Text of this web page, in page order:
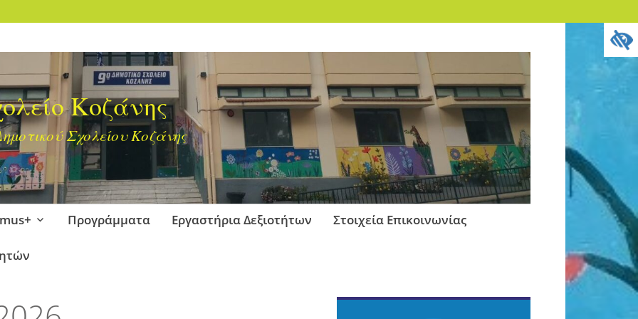
Κοζάνης
Σχολείου Κοζάνης
Προγράμματα Εργαστήρια Δεξιοτήτων Στοιχεία Επικοινωνίας